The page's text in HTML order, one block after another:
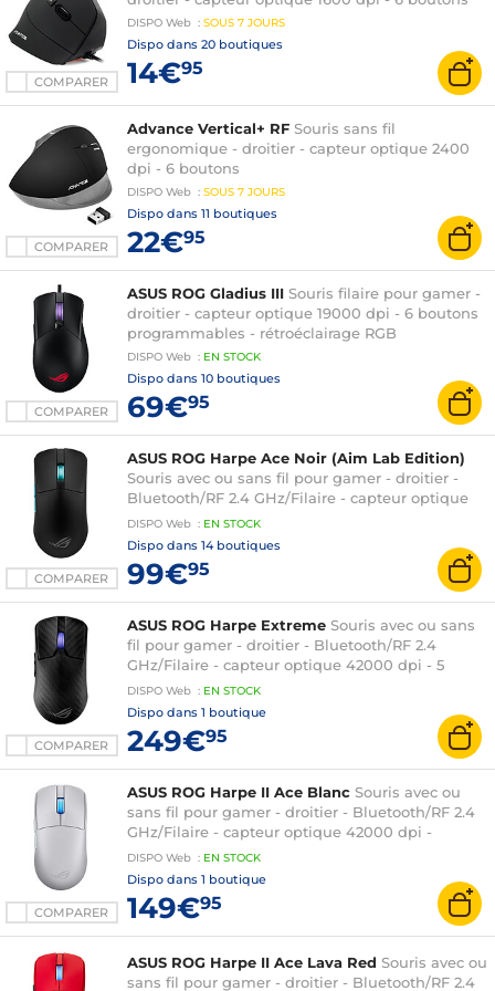
COMPARER
DISPO Web : SOUS 7 JOURS
Dispo dans 20 boutiques
14€95
COMPARER
Advance Vertical+ RF Souris sans fil
ergonomique - droitier - capteur optique 2400
dpi - 6 boutons
DISPO Web : SOUS 7 JOURS
Dispo dans 11 boutiques
22€95
COMPARER
ASUS ROG Gladius III Souris filaire pour gamer -
droitier - capteur optique 19000 dpi - 6 boutons
programmables - rétroéclairage RGB
DISPO Web : EN STOCK
Dispo dans 10 boutiques
69€95
COMPARER
ASUS ROG Harpe Ace Noir (Aim Lab Edition)
Souris avec ou sans fil pour gamer - droitier -
Bluetooth/RF 2.4 GHz/Filaire - capteur optique
36000 dpi - 5 boutons programmables -
rétroéclairage RGB Aura Sync
DISPO Web : EN STOCK
Dispo dans 14 boutiques
99€95
COMPARER
ASUS ROG Harpe Extreme Souris avec ou sans
fil pour gamer - droitier - Bluetooth/RF 2.4
GHz/Filaire - capteur optique 42000 dpi - 5
boutons programmables - revêtement en fibre
de carbone
DISPO Web : EN STOCK
Dispo dans 1 boutique
249€95
COMPARER
ASUS ROG Harpe II Ace Blanc Souris avec ou
sans fil pour gamer - droitier - Bluetooth/RF 2.4
GHz/Filaire - capteur optique 42000 dpi -
rétroéclairage RGB Aura Sync
DISPO Web : EN STOCK
Dispo dans 1 boutique
149€95
ASUS ROG Harpe II Ace Lava Red Souris avec ou
sans fil pour gamer - droitier - Bluetooth/RF 2.4